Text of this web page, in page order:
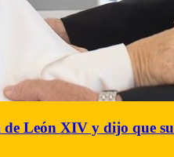
León XIV y dijo que